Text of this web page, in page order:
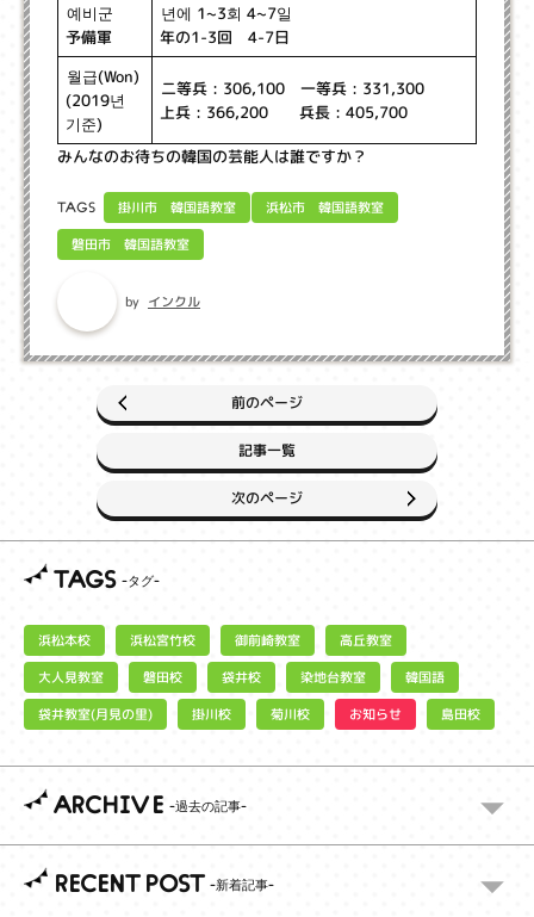
예비군
予備軍
년에 1~3회 4~7일
年の1-3回 4-7日
월급(Won)
(2019년
기준)
二等兵 : 306,100 一等兵 : 331,300
上兵 : 366,200 兵長 : 405,700
みんなのお待ちの韓国の芸能人は誰ですか？
TAGS 掛川市 韓国語教室
浜松市 韓国語教室
磐田市 韓国語教室
by インクル
前のページ
記事一覧
次のページ
TAGS
浜松本校 浜松宮竹校 御前崎教室 高丘教室
大人見教室 磐田校 袋井校 染地台教室 韓国語
袋井教室(月見の里) 掛川校 菊川校 お知らせ 島田校
ARCHIVE
RECENT POST